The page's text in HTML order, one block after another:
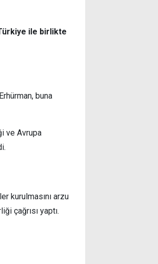
ile birlikte
buna
ve Avrupa
kurulmasını arzu
çağrısı yaptı.